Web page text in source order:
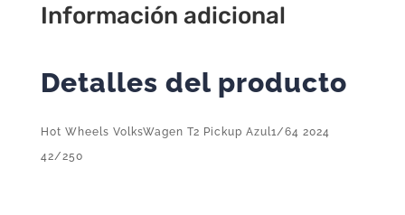
2024
Información adicional
Detalles del producto
Hot Wheels VolksWagen T2 Pickup Azul1/64 2024
42/250